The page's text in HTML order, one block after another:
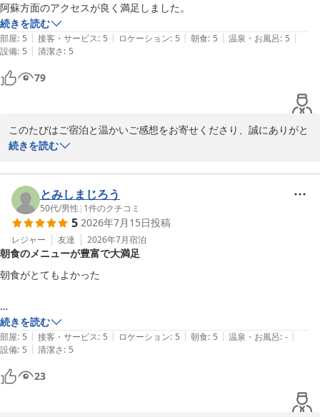
阿蘇方面のアクセスが良く満足しました。
続きを読む
部屋: 5 | 接客・サービス: 5 | ロケーション: 5 | 朝食: 5 | 温泉・お風呂: 5 |
設備: 5 | 清潔さ: 5
79
このたびはご宿泊と温かいご感想をお寄せくださり、誠にありがと
うございます。
と、私たちも大変嬉しく思います。
阿蘇方面へのアクセスが良いとのお声も、今後のサービス向上の励
みになります。
また機会がございましたら、ぜひお越しください。スタッフ一同、
心よりお待ちしております。
HOTELAZ熊本大津店　フロント
2026-05-04
続きを読む
とみしまじろう
50代/男性 | 1件のクチコミ
5 2026年7月15日投稿
レジャー 友達 2026年7月宿泊
朝食のメニューが豊富で大満足
朝食がとてもよかった
続きを読む
部屋: 5 | 接客・サービス: 5 | ロケーション: 5 | 朝食: 5 | 温泉・お風呂: - |
設備: 5 | 清潔さ: 5
23